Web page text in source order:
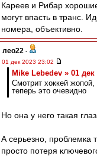
Кареев и Рибар
могут впасть в транс.
номера, объективно.
лео22 -
01 дек 2023 23:02
Mike Lebedev » 01 дек
Смотрит хоккей
теперь это очевидно
Но она у него такая
А серьезно, проблемка
просто потеря